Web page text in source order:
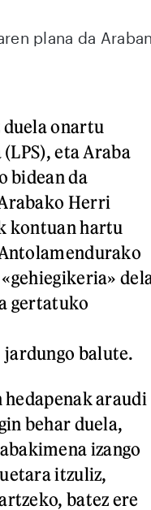
plana da
onartu
eta Araba
bidean da
Herri
kontuan hartu
gertatuko
balute.
araudi
behar duela,
izango
itzuliz,
batez ere